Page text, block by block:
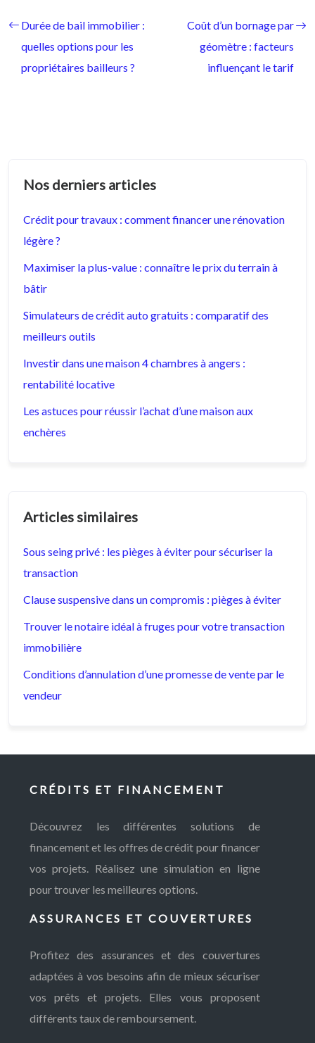
Durée de bail immobilier :
quelles options pour les
propriétaires bailleurs ?
Coût d’un bornage par
géomètre : facteurs
influençant le tarif
Nos derniers articles
Crédit pour travaux : comment financer une rénovation
légère ?
Maximiser la plus-value : connaître le prix du terrain à
bâtir
Simulateurs de crédit auto gratuits : comparatif des
meilleurs outils
Investir dans une maison 4 chambres à angers :
rentabilité locative
Les astuces pour réussir l’achat d’une maison aux
enchères
Articles similaires
Sous seing privé : les pièges à éviter pour sécuriser la
transaction
Clause suspensive dans un compromis : pièges à éviter
Trouver le notaire idéal à fruges pour votre transaction
immobilière
Conditions d’annulation d’une promesse de vente par le
vendeur
CRÉDITS ET FINANCEMENT
Découvrez les différentes solutions de
financement et les offres de crédit pour financer
vos projets. Réalisez une simulation en ligne
pour trouver les meilleures options.
ASSURANCES ET COUVERTURES
Profitez des assurances et des couvertures
adaptées à vos besoins afin de mieux sécuriser
vos prêts et projets. Elles vous proposent
différents taux de remboursement.